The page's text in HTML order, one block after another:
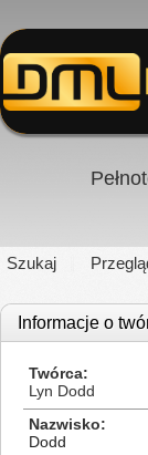
Szukaj
Informacje o
Twórca
Lyn Dodd
Nazwisko
Dodd